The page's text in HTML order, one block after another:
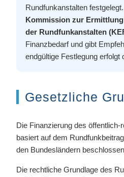
Rundfunkanstalten
Kommission zur
der Rundfunkanstalten
Finanzbedarf und gibt
endgültige Festlegung erfolgt
Gesetzliche
Die Finanzierung des öffentlich-
basiert auf dem
den Bundesländern
Die rechtliche Grundlage des